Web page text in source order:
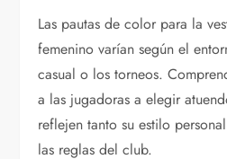
Las pautas de color para la
femenino varían según el
casual o los torneos.
a las jugadoras a elegir
reflejen tanto su estilo
las reglas del club.